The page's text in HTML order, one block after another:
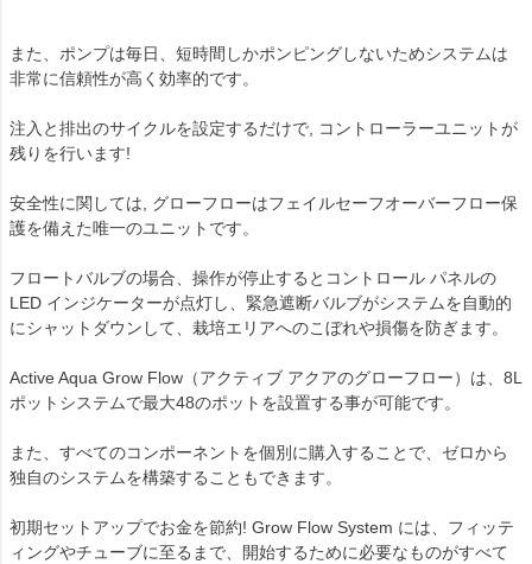
また、ポンプは毎日、短時間しかポンピングしないためシステムは
非常に信頼性が高く効率的です。
注入と排出のサイクルを設定するだけで, コントローラーユニットが
残りを行います!
安全性に関しては, グローフローはフェイルセーフオーバーフロー保
護を備えた唯一のユニットです。
フロートバルブの場合、操作が停止するとコントロール パネルの
LED インジケーターが点灯し、緊急遮断バルブがシステムを自動的
にシャットダウンして、栽培エリアへのこぼれや損傷を防ぎます。
Active Aqua Grow Flow（アクティブ アクアのグローフロー）は、8L
ポットシステムで最大48のポットを設置する事が可能です。
また、すべてのコンポーネントを個別に購入することで、ゼロから
独自のシステムを構築することもできます。
初期セットアップでお金を節約! Grow Flow System には、フィッテ
ィングやチューブに至るまで、開始するために必要なものがすべて